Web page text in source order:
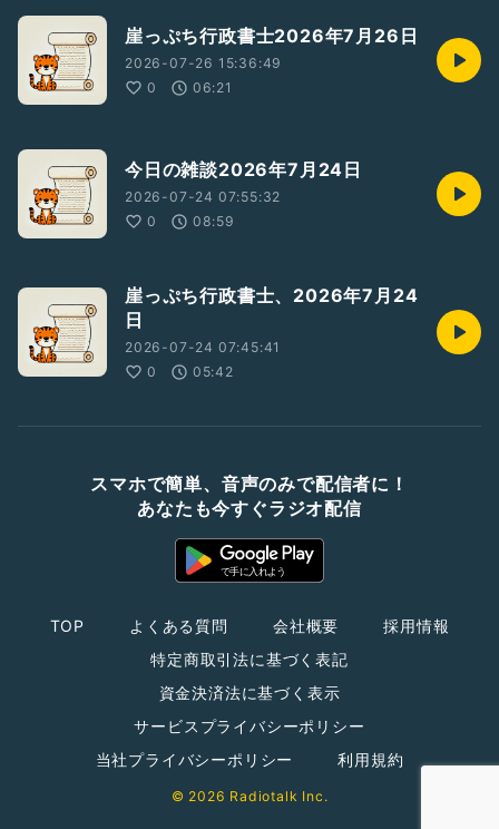
崖っぷち行政書士2026年7月26日
2026-07-26 15:36:49
0
06:21
今日の雑談2026年7月24日
2026-07-24 07:55:32
0
08:59
崖っぷち行政書士、2026年7月24
日
2026-07-24 07:45:41
0
05:42
スマホで簡単、音声のみで配信者に！
あなたも今すぐラジオ配信
TOP よくある質問 会社概要
採用情報
特定商取引法に基づく表記
資金決済法に基づく表示
サービスプライバシーポリシー
当社プライバシーポリシー
利用規約
© 2026 Radiotalk Inc.